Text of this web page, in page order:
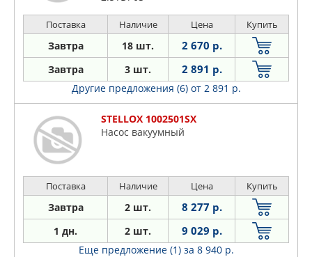
Поставка Наличие Цена Купить
Завтра 18 шт. 2 670 р.
Завтра 3 шт. 2 891 р.
Другие предложения (6) от 2 891 р.
STELLOX 1002501SX
Насос вакуумный
Поставка Наличие Цена Купить
Завтра 2 шт. 8 277 р.
1 дн. 2 шт. 9 029 р.
Еще предложение (1) за 8 940 р.